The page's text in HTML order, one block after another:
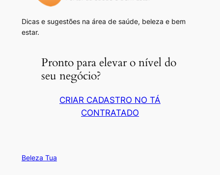
Dicas e sugestões na área de saúde, beleza e bem
estar.
Pronto para elevar o nível do
seu negócio?
CRIAR CADASTRO NO TÁ
CONTRATADO
Beleza Tua